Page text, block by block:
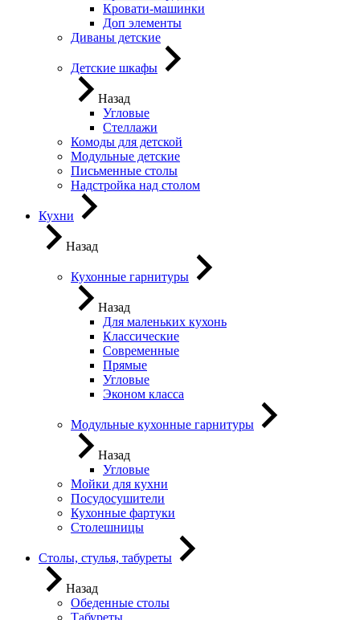
Кровати-машинки
Доп элементы
Диваны детские
Детские шкафы
Назад
Угловые
Стеллажи
Комоды для детской
Модульные детские
Письменные столы
Надстройка над столом
Кухни
Назад
Кухонные гарнитуры
Назад
Для маленьких кухонь
Классические
Современные
Прямые
Угловые
Эконом класса
Модульные кухонные гарнитуры
Назад
Угловые
Мойки для кухни
Посудосушители
Кухонные фартуки
Столешницы
Столы, стулья, табуреты
Назад
Обеденные столы
Табуреты